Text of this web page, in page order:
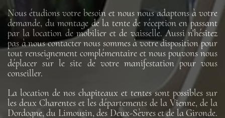
Nous étudions votre besoin et nous nous adaptons à votre
demande, du montage de la tente de réception en passant
par la location de mobilier et de vaisselle. Aussi n'hésitez
pas à nous contacter nous sommes à votre disposition pour
tout renseignement complémentaire et nous pouvons nous
déplacer sur le site de votre manifestation pour vous
conseiller.
La location de nos chapiteaux et tentes sont possibles sur
les deux Charentes et les départements de la Vienne, de la
Dordogne, du Limousin, des Deux-Sèvres et de la Gironde.